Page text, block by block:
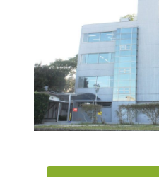
私たちは、これからの地域医
る新しい仲間との出会いを心
たの経験や個性、そして想い
せんか。スタッフ一同、温か